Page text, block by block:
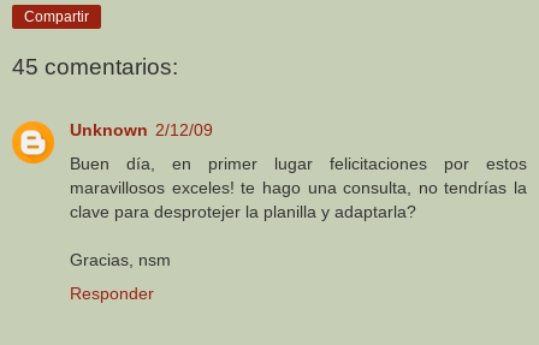
Compartir
45 comentarios:
Unknown 2/12/09
Buen día, en primer lugar felicitaciones por estos
maravillosos exceles! te hago una consulta, no tendrías la
clave para desprotejer la planilla y adaptarla?
Gracias, nsm
Responder